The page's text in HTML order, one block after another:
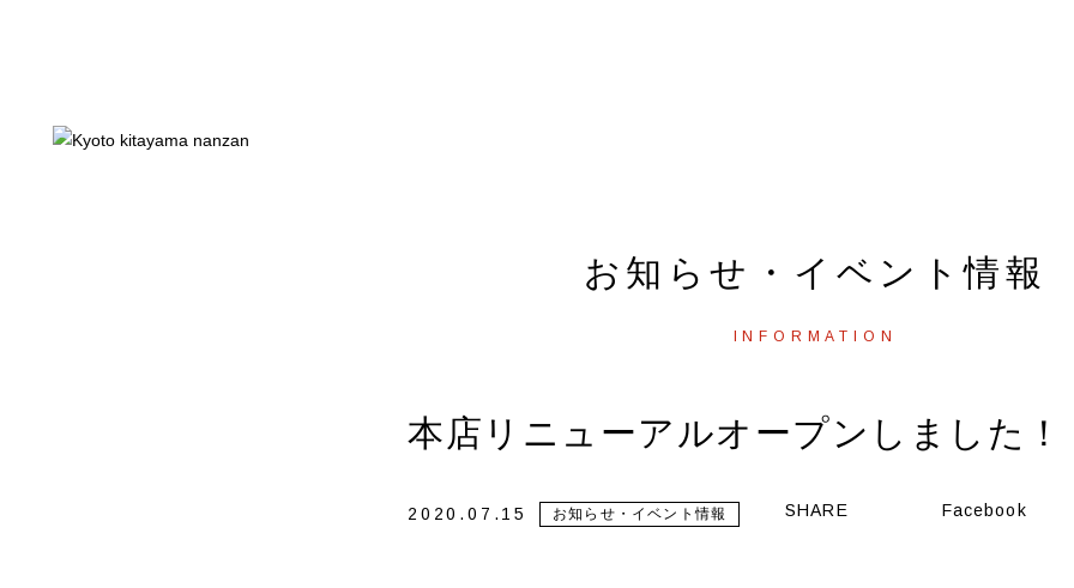
お知らせ・イベント情報
INFORMATION
本店リニューアルオープンしました！
2020.07.15 お知らせ・イベント情報 SHARE Facebook